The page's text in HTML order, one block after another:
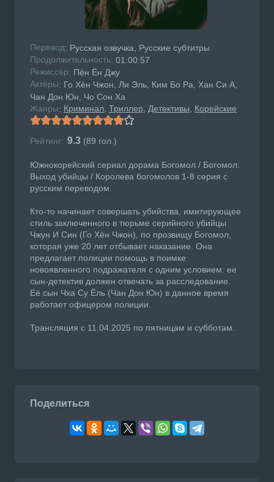
Перевод: Русская озвучка, Русские субтитры
Продолжительность: 01:00:57
Режисcер: Пён Ён Джу
Актёры: Го Хён Чжон, Ли Эль, Ким Бо Ра, Хан Си А,
Чан Дон Юн, Чо Сон Ха
Жанры: Криминал Триллер Детективы Корейские
Рейтинг: 9.3 (89 гол.)
Южнокорейский сериал дорама Богомол / Богомол:
Выход убийцы / Королева богомолов 1-8 серия с
русским переводом.
Кто-то начинает совершать убийства, имитирующее
стиль заключенного в тюрьме серийного убийцы
Чжун И Син (Го Хён Чжон), по прозвищу Богомол,
которая уже 20 лет отбывает наказание. Она
предлагает полиции помощь в поимке
новоявленного подражателя с одним условием: ее
сын-детектив должен отвечать за расследование.
Её сын Чха Су Ёль (Чан Дон Юн) в данное время
работает офицером полиции.
Трансляция с 11.04.2025 по пятницам и субботам.
Поделиться